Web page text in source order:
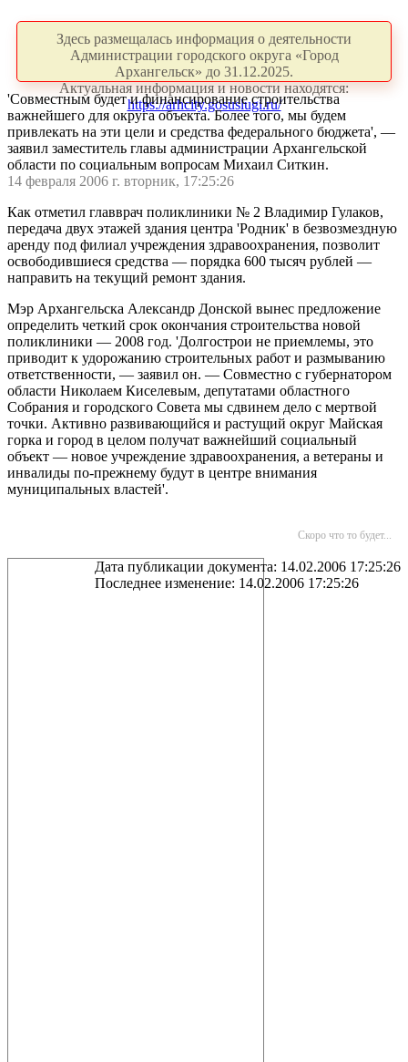
Здесь размещалась информация о деятельности
Администрации городского округа «Город
Архангельск» до 31.12.2025.
Актуальная информация и новости находятся:
https://arhcity.gosuslugi.ru/
'Совместным будет и финансирование строительства
важнейшего для округа объекта. Более того, мы будем
привлекать на эти цели и средства федерального бюджета', —
заявил заместитель главы администрации Архангельской
области по социальным вопросам Михаил Ситкин.
14 февраля 2006 г. вторник, 17:25:26
Как отметил главврач поликлиники № 2 Владимир Гулаков,
передача двух этажей здания центра 'Родник' в безвозмездную
аренду под филиал учреждения здравоохранения, позволит
освободившиеся средства — порядка 600 тысяч рублей —
направить на текущий ремонт здания.
Мэр Архангельска Александр Донской вынес предложение
определить четкий срок окончания строительства новой
поликлиники — 2008 год. 'Долгострои не приемлемы, это
приводит к удорожанию строительных работ и размыванию
ответственности, — заявил он. — Совместно с губернатором
области Николаем Киселевым, депутатами областного
Собрания и городского Совета мы сдвинем дело с мертвой
точки. Активно развивающийся и растущий округ Майская
горка и город в целом получат важнейший социальный
объект — новое учреждение здравоохранения, а ветераны и
инвалиды по-прежнему будут в центре внимания
муниципальных властей'.
Скоро что то будет...
Дата публикации документа: 14.02.2006 17:25:26
Последнее изменение: 14.02.2006 17:25:26